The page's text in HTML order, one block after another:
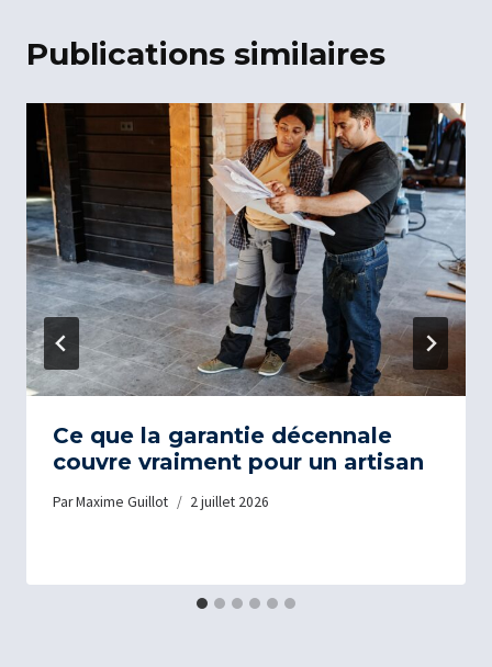
Publications similaires
Ce que la garantie décennale
couvre vraiment pour un artisan
ParMaxime Guillot 2 juillet 2026